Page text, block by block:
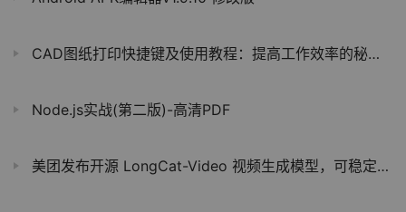
CAD图纸打印快捷键及使用教程：提高工作效率的秘密武器
Node.js实战(第二版)-高清PDF
美团发布开源 LongCat-Video 视频生成模型，可稳定输出 5 分钟级内容